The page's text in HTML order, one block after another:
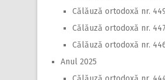
Călăuză ortodoxă nr.
Călăuză ortodoxă nr.
Călăuză ortodoxă nr.
Anul 2025